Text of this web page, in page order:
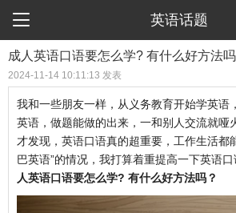
 英语话题
成人英语口语要怎么学? 有什么好方法吗
2024-11-14 10:11:13 发表
我和一些朋友一样，从义务教育开始学英语
英语，做题能做的出来，一和别人交流就哑
才发现，英语口语真的超重要，工作生活都
巴英语”的情况，我打算着重提高一下英语
人英语口语要怎么学? 有什么好方法吗？